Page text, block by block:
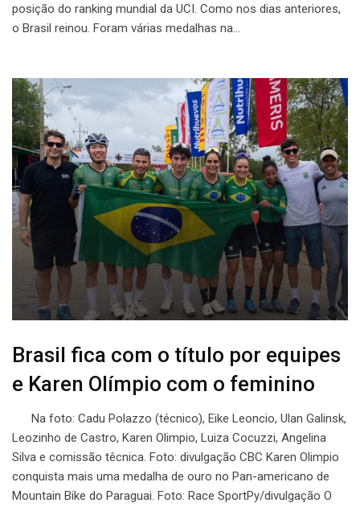
posição do ranking mundial da UCI. Como nos dias anteriores,
o Brasil reinou. Foram várias medalhas na…
Brasil fica com o título por equipes
e Karen Olímpio com o feminino
Na foto: Cadu Polazzo (técnico), Eike Leoncio, Ulan Galinsk,
Leozinho de Castro, Karen Olimpio, Luiza Cocuzzi, Angelina
Silva e comissão têcnica. Foto: divulgação CBC Karen Olimpio
conquista mais uma medalha de ouro no Pan-americano de
Mountain Bike do Paraguai. Foto: Race SportPy/divulgação O